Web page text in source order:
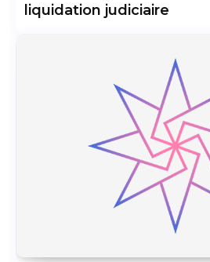
liquidation judiciaire